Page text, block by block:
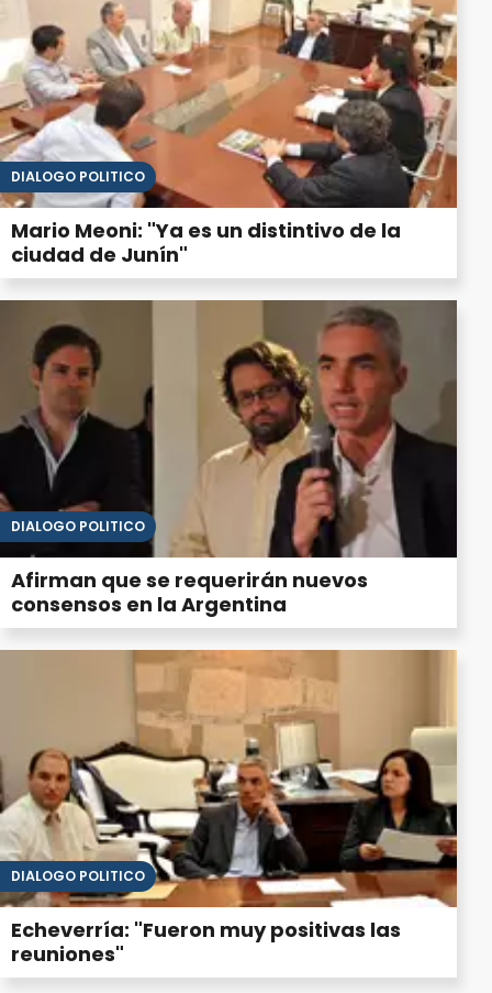
DIÁLOGO POLÍTICO
Mario Meoni: "Ya es un distintivo de la
ciudad de Junín"
DIÁLOGO POLÍTICO
Afirman que se requerirán nuevos
consensos en la Argentina
DIÁLOGO POLÍTICO
Echeverría: "Fueron muy positivas las
reuniones"